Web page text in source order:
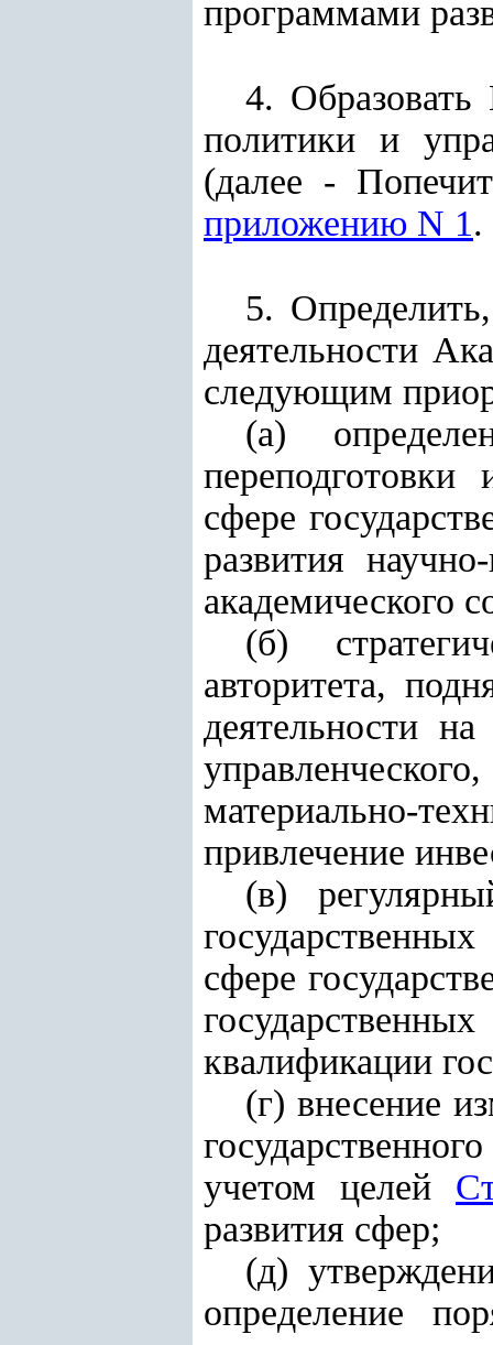
программами
4. Образовать
политики и
(далее -
приложению N 1.
5.
деятельности
следующим
(а)
сфере
развития
академического
(б)
авторитета,
деятельности
материально-
привлечение
(в)
сфере
квалификации
(г) внесение
учетом целей
развития сфер;
(д)
определение